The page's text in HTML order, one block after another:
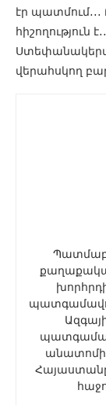
էր
հիշողություն
վերահսկող
Հայաստանը